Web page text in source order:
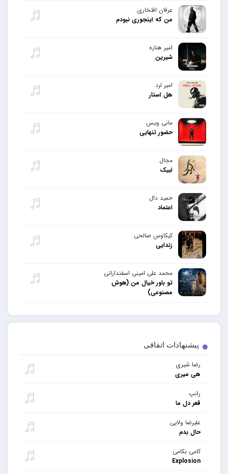
پیشنهادات اتفاقی
رضا شیری
هی میری
رانپ
قعر دل ما
علیرضا ولایی
حال بدم
کامی بکامی
Explosion
عرفان افتخاری
من که اینجوری نبودم
امیر هناره
شیرین
امیر لرد
هل استار
مانی ویس
حضور تنهایی
مجال
لبیک
حمید دال
اعتماد
کیکاوس صالحی
زندایی
محمد علی امینی اسفندارانی
تو باور خیال من (هوش
مصنوعی)